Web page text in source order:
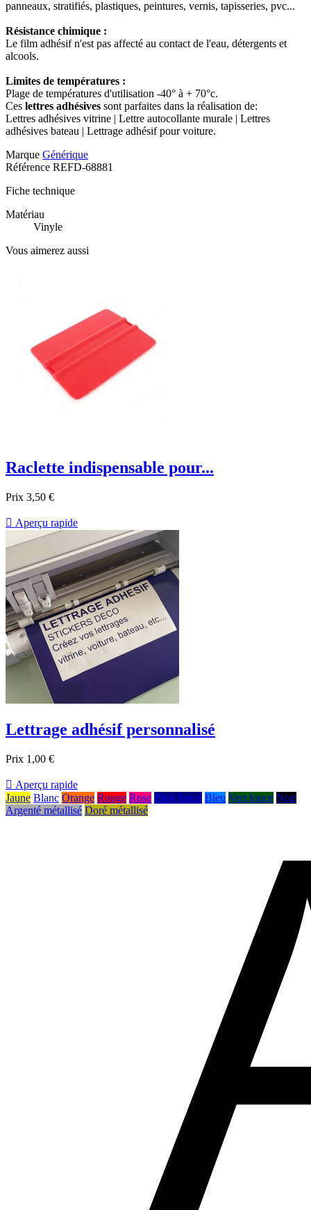
panneaux, stratifiés, plastiques, peintures, vernis, tapisseries, pvc...
Résistance chimique :
Le film adhésif n'est pas affecté au contact de l'eau, détergents et
alcools.
Limites de températures :
Plage de températures d'utilisation -40° à + 70°c.
Ces lettres adhésives sont parfaites dans la réalisation de:
Lettres adhésives vitrine | Lettre autocollante murale | Lettres
adhésives bateau | Lettrage adhésif pour voiture.
Marque Générique
Référence REFD-68881
Fiche technique
Matériau
Vinyle
Vous aimerez aussi
Raclette indispensable pour...
Prix 3,50 €
 Aperçu rapide
Lettrage adhésif personnalisé
Prix 1,00 €
 Aperçu rapide
Jaune Blanc Orange Rouge Rose Bleu foncé Bleu Vert fonce Noir
Argenté métallisé Doré métallisé